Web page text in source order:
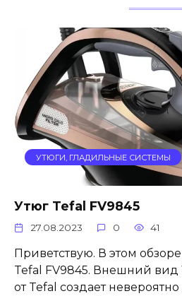
УТЮГИ, ГЛАДИЛЬНЫЕ СИСТЕМЫ
Утюг Tefal FV9845
27.08.2023 0 41
Приветствую. В этом
Tefal FV9845. Внешний
от Tefal создает